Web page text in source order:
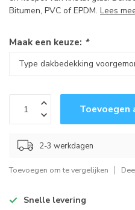
Bitumen, PVC of EPDM. Lees
Maak een keuze: *
Toevoegen
2-3 werkdagen
Toevoegen om te vergelijken
Snelle levering